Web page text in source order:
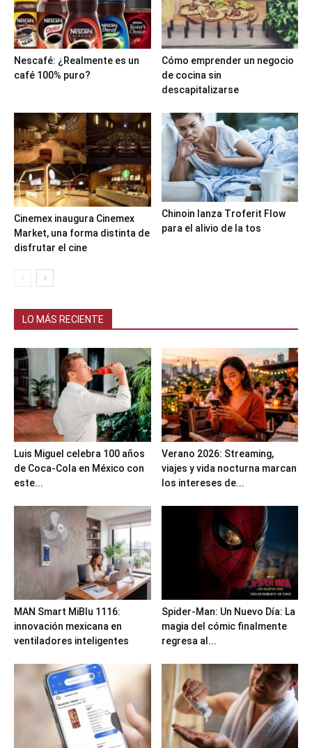
Nescafé: ¿Realmente es un
café 100% puro?
Cómo emprender un negocio
de cocina sin
descapitalizarse
Cinemex inaugura Cinemex
Market, una forma distinta de
disfrutar el cine
Chinoin lanza Troferit Flow
para el alivio de la tos
LO MÁS RECIENTE
Luis Miguel celebra 100 años
de Coca-Cola en México con
este...
Verano 2026: Streaming,
viajes y vida nocturna marcan
los intereses de...
MAN Smart MiBlu 1116:
innovación mexicana en
ventiladores inteligentes
Spider-Man: Un Nuevo Día: La
magia del cómic finalmente
regresa al...